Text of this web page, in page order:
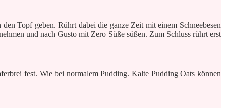
Topf geben. Rührt dabei die ganze Zeit mit einem Schneebesen
und nach Gusto mit Zero Süße süßen. Zum Schluss rührt erst
fest. Wie bei normalem Pudding. Kalte Pudding Oats können